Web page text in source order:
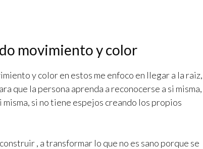
movimiento y color
y color en estos me enfoco en llegar a la raiz,
que la persona aprenda a reconocerse a si misma,
si no tiene espejos creando los propios
, a transformar lo que no es sano porque se